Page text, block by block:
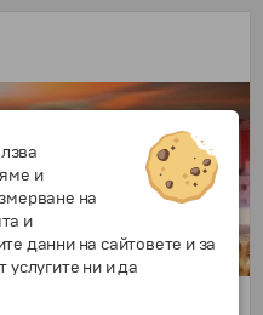
и
на
и
данни на сайтовете и за
услугите ни и да